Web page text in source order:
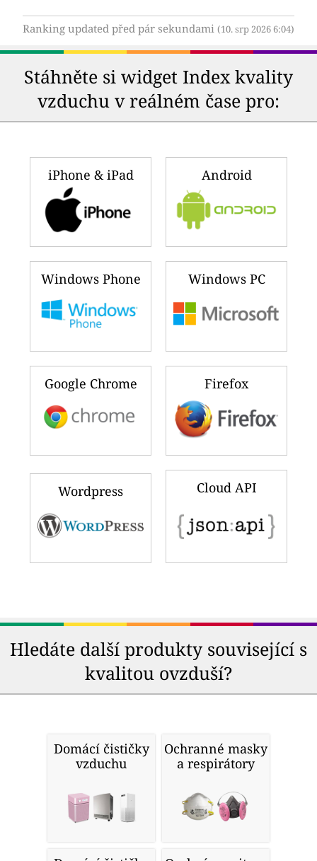
Ranking updated před pár sekundami (10. srp 2026 6:04)
Stáhněte si widget Index kvality
vzduchu v reálném čase pro:
iPhone & iPad Android
Windows Phone Windows PC
Google Chrome Firefox
Wordpress Cloud API
Hledáte další produkty související s
kvalitou ovzduší?
Domácí čističky
vzduchu
Ochranné masky
a respirátory